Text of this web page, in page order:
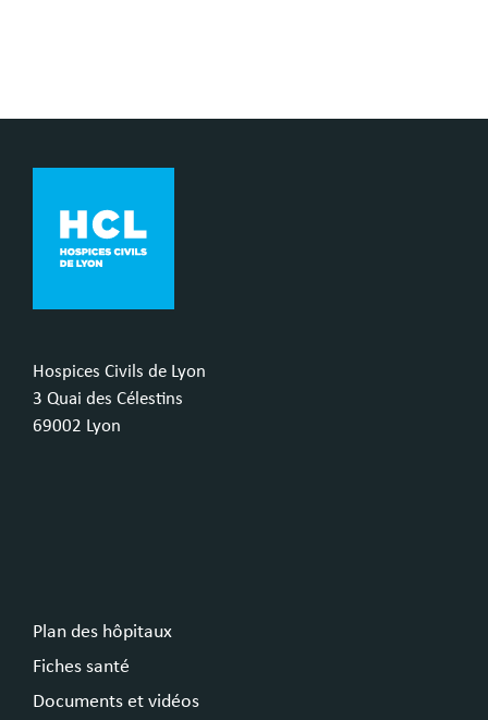
Hospices Civils de Lyon
3 Quai des Célestins
69002 Lyon
Plan des hôpitaux
Fiches santé
Documents et vidéos